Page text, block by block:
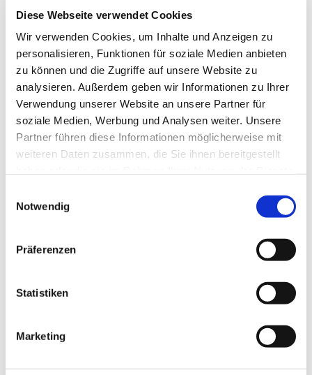
Diese Webseite verwendet Cookies
Wir verwenden Cookies, um Inhalte und Anzeigen zu
personalisieren, Funktionen für soziale Medien anbieten
zu können und die Zugriffe auf unsere Website zu
analysieren. Außerdem geben wir Informationen zu Ihrer
Verwendung unserer Website an unsere Partner für
soziale Medien, Werbung und Analysen weiter. Unsere
Partner führen diese Informationen möglicherweise mit
weiteren Daten zusammen, die Sie ihnen bereitgestellt
Notwendig
Präferenzen
Statistiken
Marketing
Dies könnte Sie auch